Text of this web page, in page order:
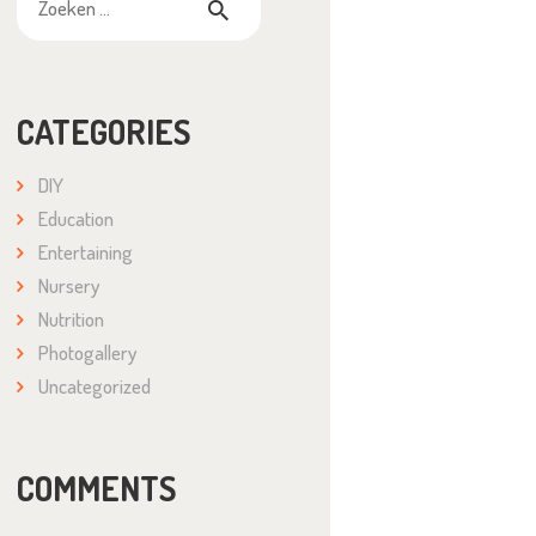
CATEGORIES
DIY
Education
Entertaining
Nursery
Nutrition
Photogallery
Uncategorized
COMMENTS